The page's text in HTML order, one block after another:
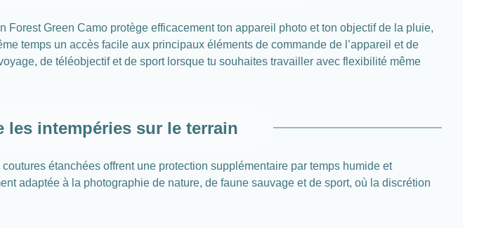
Green Camo protège efficacement ton appareil photo et ton objectif de la pluie,
temps un accès facile aux principaux éléments de commande de l’appareil et de
de téléobjectif et de sport lorsque tu souhaites travailler avec flexibilité même
les intempéries sur le terrain
étanchées offrent une protection supplémentaire par temps humide et
adaptée à la photographie de nature, de faune sauvage et de sport, où la discrétion